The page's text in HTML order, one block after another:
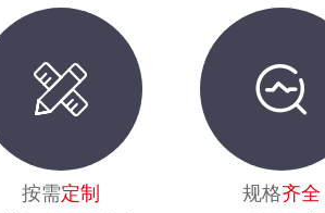
按需定制
规格齐全